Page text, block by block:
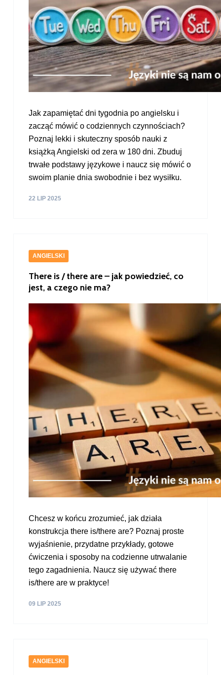
Jak zapamiętać dni tygodnia po angielsku i
zacząć mówić o codziennych czynnościach?
Poznaj lekki i skuteczny sposób nauki z
książką Angielski od zera w 180 dni. Zbuduj
trwałe podstawy językowe i naucz się mówić o
swoim planie dnia swobodnie i bez wysiłku.
22 LIP 2025
ANGIELSKI
There is / there are – jak powiedzieć, co
jest, a czego nie ma?
Chcesz w końcu zrozumieć, jak działa
konstrukcja there is/there are? Poznaj proste
wyjaśnienie, przydatne przykłady, gotowe
ćwiczenia i sposoby na codzienne utrwalanie
tego zagadnienia. Naucz się używać there
is/there are w praktyce!
09 LIP 2025
ANGIELSKI